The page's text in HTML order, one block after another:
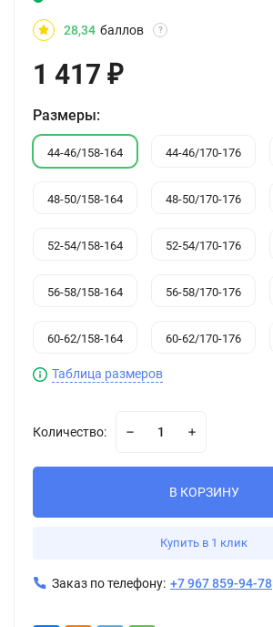
28,34 баллов ?
1 417 ₽
Размеры:
44-46/158-164 44-46/170-176
48-50/158-164 48-50/170-176
52-54/158-164 52-54/170-176
56-58/158-164 56-58/170-176
60-62/158-164 60-62/170-176
Таблица размеров
Количество:
В КОРЗИНУ
Купить в 1 клик
Заказ по телефону: +7 967 859-94-78